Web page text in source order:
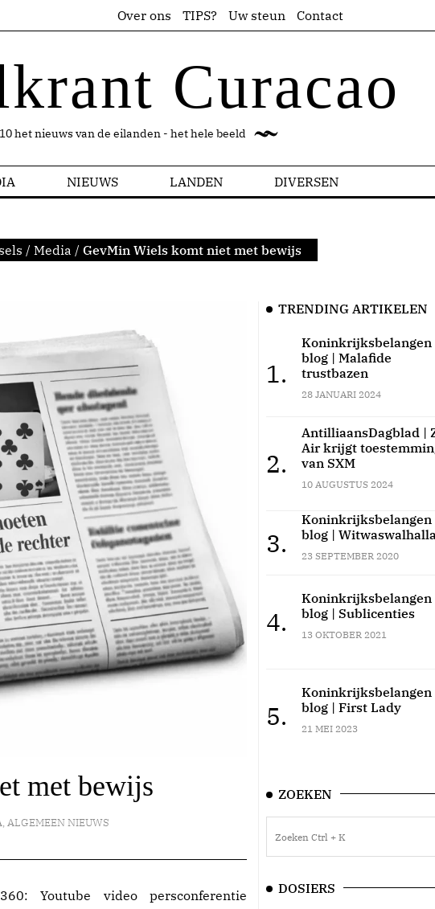
Over ons TIPS? Uw steun Contact
Curacao
het nieuws van de eilanden - het hele beeld
NIEUWS LANDEN DIVERSEN
/ Media / GevMin Wiels komt niet met bewijs
met bewijs
, ALGEMEEN NIEUWS
Youtube video persconferentie
TRENDING ARTIKELEN
1.
Koninkrijksbelangen
blog | Malafide
trustbazen
28 JANUARI 2024
2.
AntilliaansDagblad |
Air krijgt
van SXM
10 AUGUSTUS 2024
3.
Koninkrijksbelangen
blog | Witwaswalhalla
23 SEPTEMBER 2020
4.
Koninkrijksbelangen
blog | Sublicenties
13 OKTOBER 2021
5.
Koninkrijksbelangen
blog | First Lady
21 MEI 2023
ZOEKEN
DOSIERS